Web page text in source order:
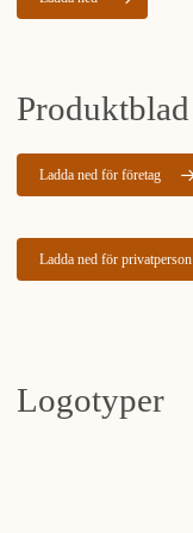
Produktblad
Ladda ned för företag
Ladda ned för privatperson
Logotyper